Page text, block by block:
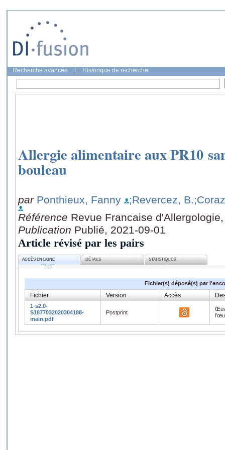
Recherche avancée Historique de recherche
Allergie alimentaire aux PR10
bouleau
par Ponthieux, Fanny ;Revercez, B.
Référence Revue Francaise
Publication Publié, 2021-09-01
Article révisé par les pairs
ACCÈS EN LIGNE DÉTAILS STATISTIQUES
Fichier(s) déposé(s) par
Fichier Version Accès
1-s2.0-
S1877032020304188-
main.pdf
Postprint